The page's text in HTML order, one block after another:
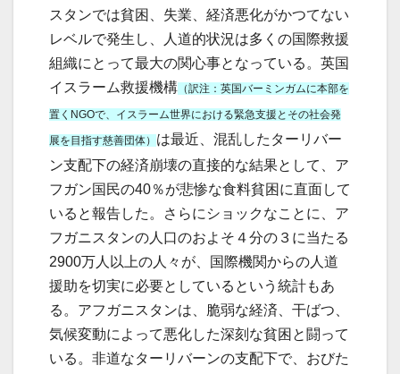
スタンでは貧困、失業、経済悪化がかつてない
レベルで発生し、人道的状況は多くの国際救援
組織にとって最大の関心事となっている。英国
イスラーム救援機構 （訳注：英国バーミンガムに本部を
置くNGOで、イスラーム世界における緊急支援とその社会発
展を目指す慈善団体） は最近、混乱したターリバー
ン支配下の経済崩壊の直接的な結果として、ア
フガン国民の40％が悲惨な食料貧困に直面して
いると報告した。さらにショックなことに、ア
フガニスタンの人口のおよそ４分の３に当たる
2900万人以上の人々が、国際機関からの人道
援助を切実に必要としているという統計もあ
る。アフガニスタンは、脆弱な経済、干ばつ、
気候変動によって悪化した深刻な貧困と闘って
いる。非道なターリバーンの支配下で、おびた